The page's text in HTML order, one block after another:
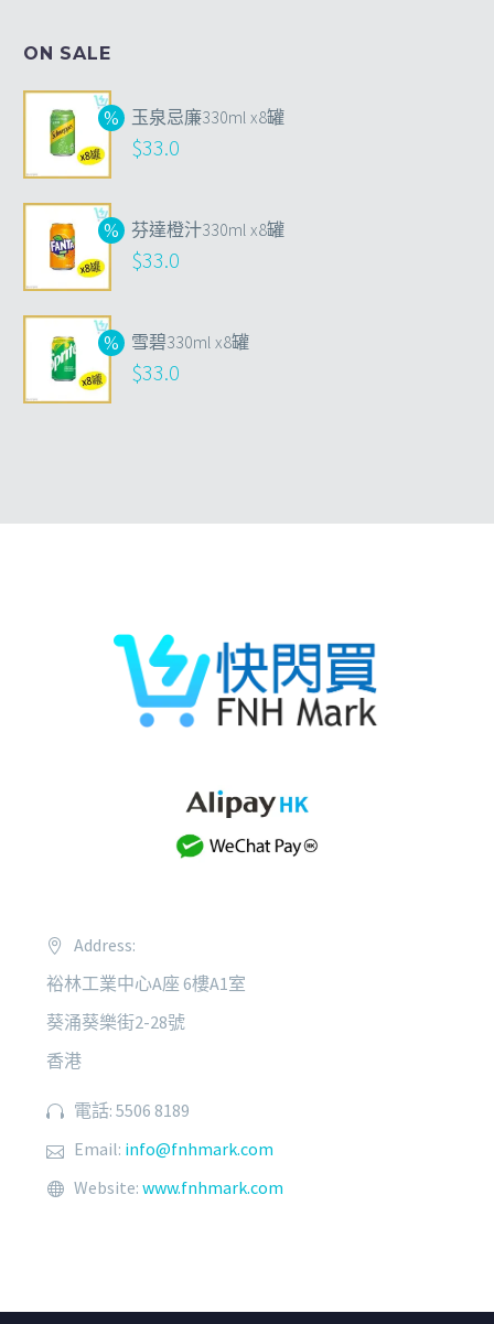
ON SALE
玉泉忌廉330ml x8罐
$33.0
芬達橙汁330ml x8罐
$33.0
雪碧330ml x8罐
$33.0
Address:
裕林工業中心A座 6樓A1室
葵涌葵樂街2-28號
香港
電話: 5506 8189
Email: info@fnhmark.com
Website: www.fnhmark.com